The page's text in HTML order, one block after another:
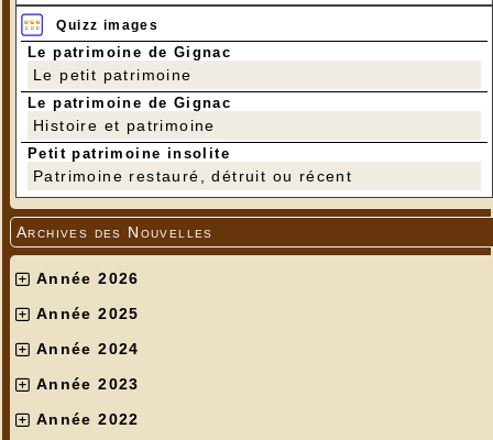
Quizz images
Le patrimoine de Gignac
Le petit patrimoine
Le patrimoine de Gignac
Histoire et patrimoine
Petit patrimoine insolite
Patrimoine restauré, détruit ou récent
Archives des Nouvelles
Année 2026
Année 2025
Année 2024
Année 2023
Année 2022